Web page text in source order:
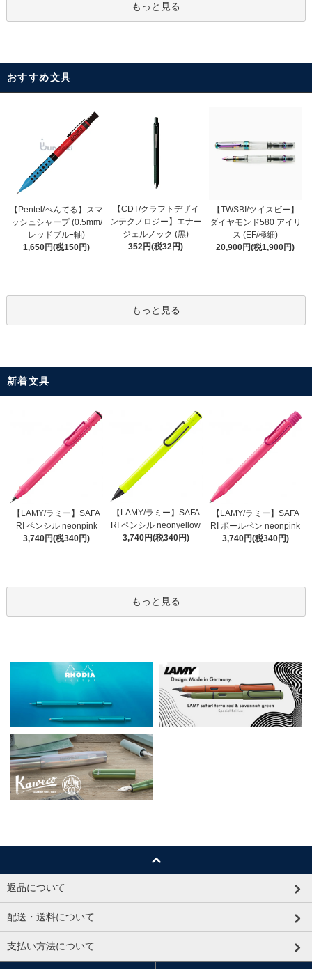
もっと見る
おすすめ文具
【Pentel/ぺんてる】スマ
ッシュシャープ (0.5mm/
レッドブルｰ軸)
1,650円(税150円)
【CDT/クラフトデザイ
ンテクノロジー】エナー
ジェルノック (黒)
352円(税32円)
【TWSBI/ツイスビー】
ダイヤモンド580 アイリ
ス (EF/極細)
20,900円(税1,900円)
もっと見る
新着文具
【LAMY/ラミー】SAFA
RI ペンシル neonpink
3,740円(税340円)
【LAMY/ラミー】SAFA
RI ペンシル neonyellow
3,740円(税340円)
【LAMY/ラミー】SAFA
RI ボールペン neonpink
3,740円(税340円)
もっと見る
返品について
配送・送料について
支払い方法について